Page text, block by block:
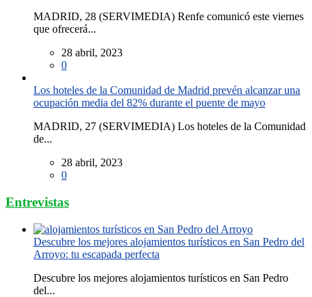
MADRID, 28 (SERVIMEDIA) Renfe comunicó este viernes
que ofrecerá...
28 abril, 2023
0
Los hoteles de la Comunidad de Madrid prevén alcanzar una
ocupación media del 82% durante el puente de mayo
MADRID, 27 (SERVIMEDIA) Los hoteles de la Comunidad
de...
28 abril, 2023
0
Entrevistas
Descubre los mejores alojamientos turísticos en San Pedro del
Arroyo: tu escapada perfecta
Descubre los mejores alojamientos turísticos en San Pedro
del...